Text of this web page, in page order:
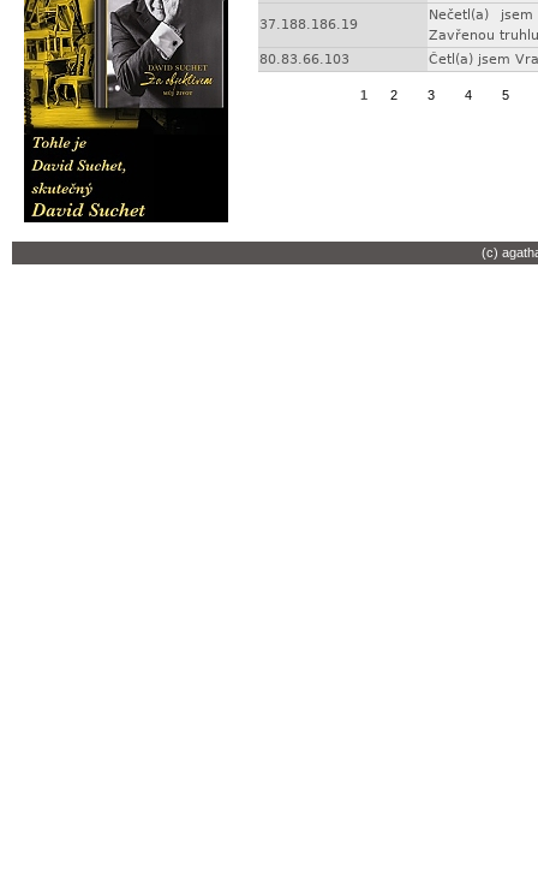
37.188.186.19
Nečetl(a)
Zavřenou
80.83.66.103
Četl(a) jsem
1 2 3 4 5
(c)